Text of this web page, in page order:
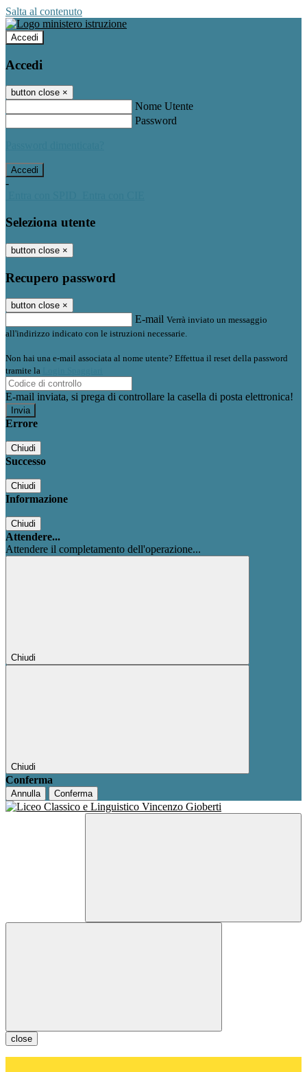
Salta al contenuto
Accedi
Accedi
button close ×
Nome Utente
Password
-
Seleziona utente
button close ×
Recupero password
button close ×
E-mail Verrà inviato un messaggio
all'indirizzo indicato con le istruzioni necessarie.
Non hai una e-mail associata al nome utente? Effettua il reset della password
tramite la
E-mail inviata, si prega di controllare la casella di posta elettronica!
Errore
Chiudi
Successo
Chiudi
Informazione
Chiudi
Attendere...
Attendere il completamento dell'operazione...
Chiudi
Chiudi
Conferma
Annulla Conferma
close